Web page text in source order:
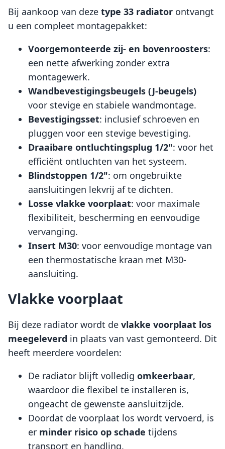
Bij aankoop van deze type 33 radiator ontvangt
u een compleet montagepakket:
Voorgemonteerde zij- en bovenroosters:
een nette afwerking zonder extra
montagewerk.
Wandbevestigingsbeugels (J-beugels)
voor stevige en stabiele wandmontage.
Bevestigingsset: inclusief schroeven en
pluggen voor een stevige bevestiging.
Draaibare ontluchtingsplug 1/2": voor het
efficiënt ontluchten van het systeem.
Blindstoppen 1/2": om ongebruikte
aansluitingen lekvrij af te dichten.
Losse vlakke voorplaat: voor maximale
flexibiliteit, bescherming en eenvoudige
vervanging.
Insert M30: voor eenvoudige montage van
een thermostatische kraan met M30-
aansluiting.
Vlakke voorplaat
Bij deze radiator wordt de vlakke voorplaat los
meegeleverd in plaats van vast gemonteerd. Dit
heeft meerdere voordelen:
De radiator blijft volledig omkeerbaar,
waardoor die flexibel te installeren is,
ongeacht de gewenste aansluitzijde.
Doordat de voorplaat los wordt vervoerd, is
er minder risico op schade tijdens
transport en handling.